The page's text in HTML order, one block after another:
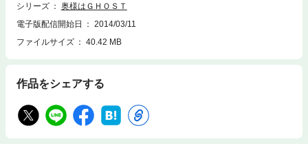
シリーズ
奥様はＧＨＯＳＴ
電子版配信開始日
2014/03/11
ファイルサイズ
40.42 MB
作品をシェアする